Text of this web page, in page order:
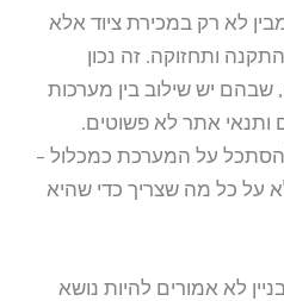
לא רק במכירת ציוד אלא
ותחזוקה. זה נכון
שבהם יש שילוב בין מערכות
ותנאי אתר לא פשוטים.
על המערכת כמכלול –
על כל מה שצריך כדי שהיא
לא אמורים להיות נושא